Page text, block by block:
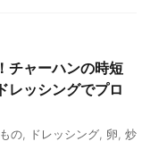
チャーハンの時短
レッシングでプロ
の ドレッシング 卵 炒